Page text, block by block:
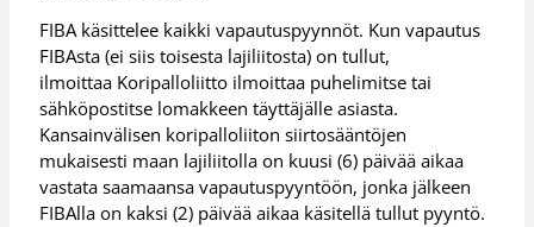
FIBA käsittelee kaikki vapautuspyynnöt. Kun vapautus
FIBAsta (ei siis toisesta lajiliitosta) on tullut,
ilmoittaa Koripalloliitto ilmoittaa puhelimitse tai
sähköpostitse lomakkeen täyttäjälle asiasta.
Kansainvälisen koripalloliiton siirtosääntöjen
mukaisesti maan lajiliitolla on kuusi (6) päivää aikaa
vastata saamaansa vapautuspyyntöön, jonka jälkeen
FIBAlla on kaksi (2) päivää aikaa käsitellä tullut pyyntö.